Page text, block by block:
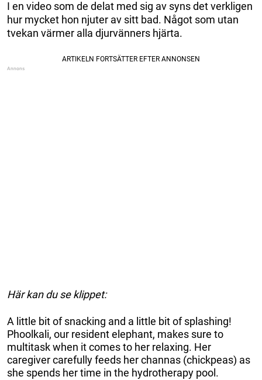
I en video som de delat med sig av syns det verkligen
hur mycket hon njuter av sitt bad. Något som utan
tvekan värmer alla djurvänners hjärta.
Här kan du se klippet:
A little bit of snacking and a little bit of splashing!
Phoolkali, our resident elephant, makes sure to
multitask when it comes to her relaxing. Her
caregiver carefully feeds her channas (chickpeas) as
she spends her time in the hydrotherapy pool.